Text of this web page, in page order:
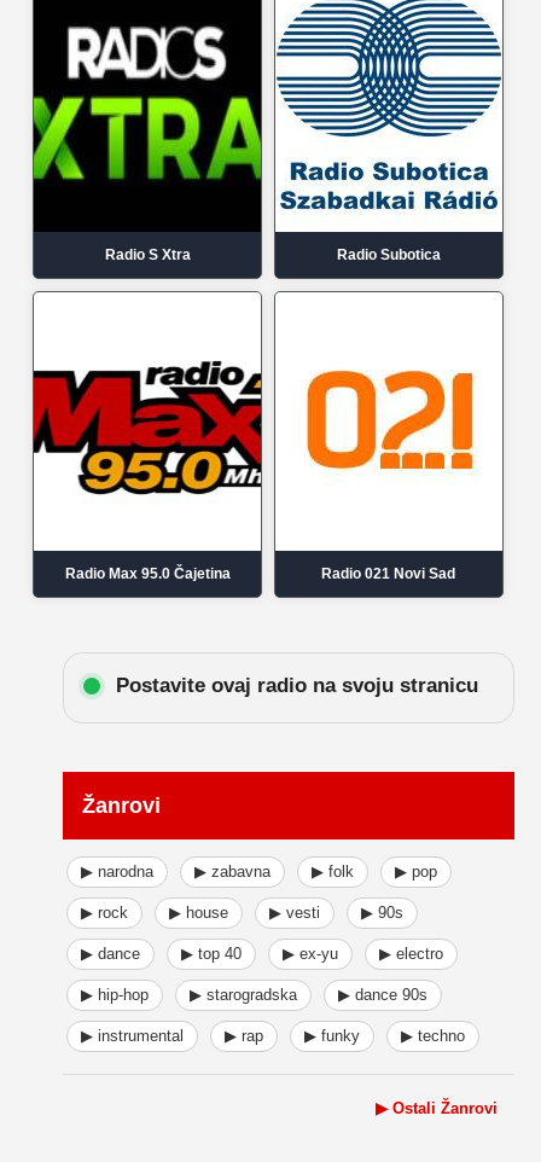
Radio S Xtra Radio Subotica
Radio Max 95.0 Čajetina Radio 021 Novi Sad
Postavite ovaj radio na svoju stranicu
Žanrovi
▶ narodna ▶ zabavna ▶ folk ▶ pop
▶ rock ▶ house ▶ vesti ▶ 90s
▶ dance ▶ top 40 ▶ ex-yu ▶ electro
▶ hip-hop ▶ starogradska ▶ dance 90s
▶ instrumental ▶ rap ▶ funky ▶ techno
▶ Ostali Žanrovi